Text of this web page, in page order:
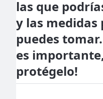
las que
y las
puedes
es
protégelo!